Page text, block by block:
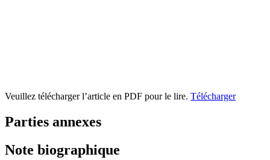
Veuillez télécharger l’article en PDF pour le lire. Télécharger
Parties annexes
Note biographique